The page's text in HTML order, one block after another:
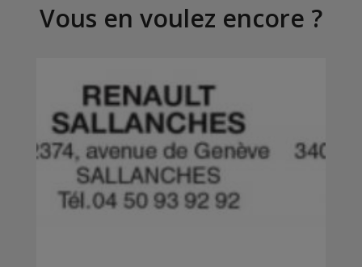
Vous en voulez encore ?